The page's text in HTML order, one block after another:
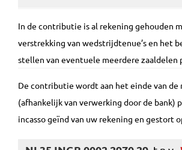
In de contributie is al rekening gehouden
verstrekking van wedstrijdtenue’s en het
stellen van eventuele meerdere zaaldelen
De contributie wordt aan het einde van de
(afhankelijk van verwerking door de bank)
incasso geïnd van uw rekening en gestort